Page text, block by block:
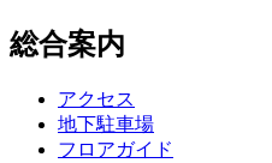
総合案内
アクセス
地下駐車場
フロアガイド